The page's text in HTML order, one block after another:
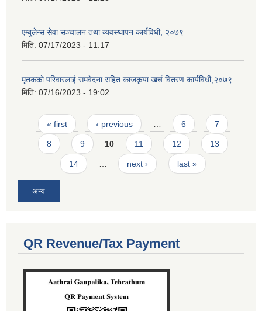
एम्बुलेन्स सेवा सञ्चालन तथा व्यवस्थापन कार्यविधी, २०७९
मिति: 07/17/2023 - 11:17
मृतकको परिवारलाई समवेदना सहित काजकृया खर्च वितरण कार्यविधी,२०७९
मिति: 07/16/2023 - 19:02
Pages
« first ‹ previous … 6 7
8 9 10 11 12 13
14 … next › last »
अन्य
QR Revenue/Tax Payment